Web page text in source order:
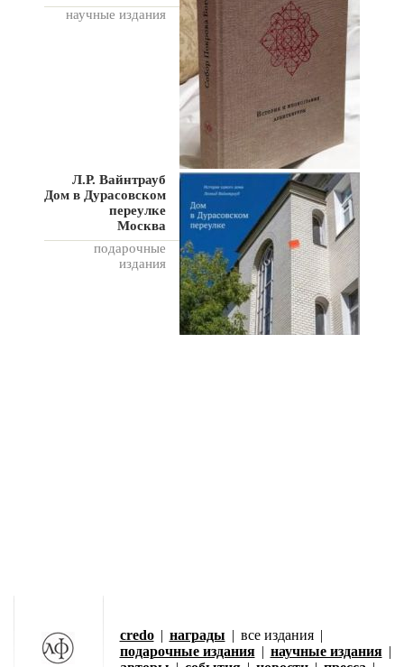
научные издания
Л.Р. Вайнтрауб
Дом в Дурасовском
переулке
Москва
подарочные
издания
credo | награды | все издания |
подарочные издания | научные издания |